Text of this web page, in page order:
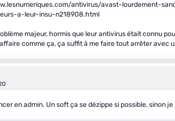
antivirus/avast-lourdement-
a-leur-insu-n218908.html
majeur, hormis que leur antivirus était connu
comme ça, ça suffit à me faire tout arrêter avec
en admin. Un soft ça se dézippe si possible, sinon je